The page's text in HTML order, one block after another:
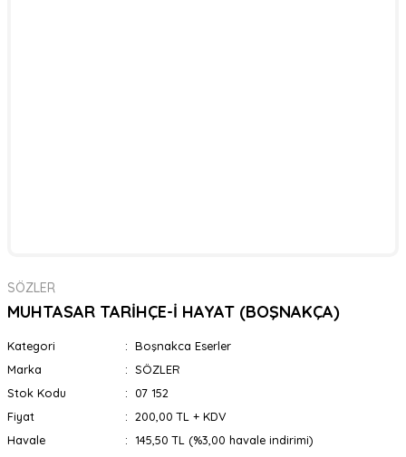
SÖZLER
MUHTASAR TARİHÇE-İ HAYAT (BOŞNAKÇA)
Kategori
Boşnakca Eserler
Marka
SÖZLER
Stok Kodu
07 152
Fiyat
200,00 TL + KDV
Havale
145,50 TL (%3,00 havale indirimi)